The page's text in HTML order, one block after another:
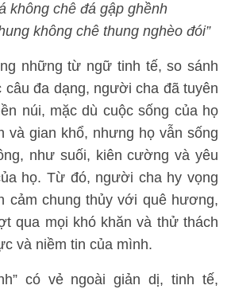
không chê đá gập ghềnh
không chê thung nghèo đói”
những từ ngữ tinh tế, so sánh
câu đa dạng, người cha đã tuyên
núi, mặc dù cuộc sống của họ
và gian khổ, nhưng họ vẫn sống
như suối, kiên cường và yêu
họ. Từ đó, người cha hy vọng
cảm chung thủy với quê hương,
qua mọi khó khăn và thử thách
và niềm tin của mình.
có vẻ ngoài giản dị, tinh tế,